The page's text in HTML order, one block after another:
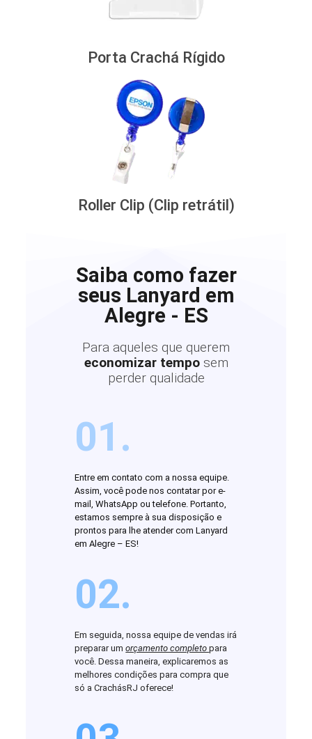
Porta Crachá Rígido
Roller Clip (Clip retrátil)
Saiba como fazer
seus Lanyard em
Alegre - ES
Para aqueles que querem
economizar tempo sem
perder qualidade
01.
Entre em contato com a nossa equipe.
Assim, você pode nos contatar por e-
mail, WhatsApp ou telefone. Portanto,
estamos sempre à sua disposição e
prontos para lhe atender com Lanyard
em Alegre – ES!
02.
Em seguida, nossa equipe de vendas irá
preparar umorçamento completopara
você. Dessa maneira, explicaremos as
melhores condições para compra que
só a CrachásRJ oferece!